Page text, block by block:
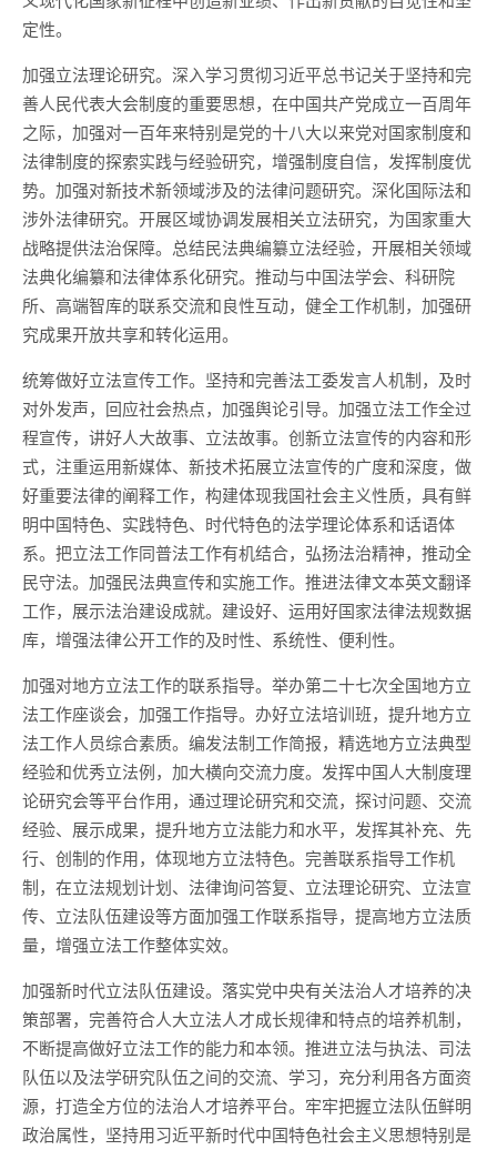
定性。
加强立法理论研究。深入学习贯彻习近平总书记关于坚持和完
善人民代表大会制度的重要思想，在中国共产党成立一百周年
之际，加强对一百年来特别是党的十八大以来党对国家制度和
法律制度的探索实践与经验研究，增强制度自信，发挥制度优
势。加强对新技术新领域涉及的法律问题研究。深化国际法和
涉外法律研究。开展区域协调发展相关立法研究，为国家重大
战略提供法治保障。总结民法典编纂立法经验，开展相关领域
法典化编纂和法律体系化研究。推动与中国法学会、科研院
所、高端智库的联系交流和良性互动，健全工作机制，加强研
究成果开放共享和转化运用。
统筹做好立法宣传工作。坚持和完善法工委发言人机制，及时
对外发声，回应社会热点，加强舆论引导。加强立法工作全过
程宣传，讲好人大故事、立法故事。创新立法宣传的内容和形
式，注重运用新媒体、新技术拓展立法宣传的广度和深度，做
好重要法律的阐释工作，构建体现我国社会主义性质，具有鲜
明中国特色、实践特色、时代特色的法学理论体系和话语体
系。把立法工作同普法工作有机结合，弘扬法治精神，推动全
民守法。加强民法典宣传和实施工作。推进法律文本英文翻译
工作，展示法治建设成就。建设好、运用好国家法律法规数据
库，增强法律公开工作的及时性、系统性、便利性。
加强对地方立法工作的联系指导。举办第二十七次全国地方立
法工作座谈会，加强工作指导。办好立法培训班，提升地方立
法工作人员综合素质。编发法制工作简报，精选地方立法典型
经验和优秀立法例，加大横向交流力度。发挥中国人大制度理
论研究会等平台作用，通过理论研究和交流，探讨问题、交流
经验、展示成果，提升地方立法能力和水平，发挥其补充、先
行、创制的作用，体现地方立法特色。完善联系指导工作机
制，在立法规划计划、法律询问答复、立法理论研究、立法宣
传、立法队伍建设等方面加强工作联系指导，提高地方立法质
量，增强立法工作整体实效。
加强新时代立法队伍建设。落实党中央有关法治人才培养的决
策部署，完善符合人大立法人才成长规律和特点的培养机制，
不断提高做好立法工作的能力和本领。推进立法与执法、司法
队伍以及法学研究队伍之间的交流、学习，充分利用各方面资
源，打造全方位的法治人才培养平台。牢牢把握立法队伍鲜明
政治属性，坚持用习近平新时代中国特色社会主义思想特别是